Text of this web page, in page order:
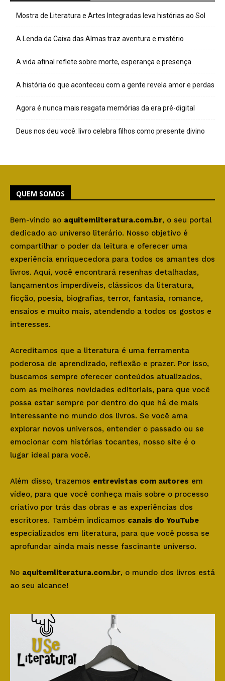
Mostra de Literatura e Artes Integradas leva histórias ao Sol
A Lenda da Caixa das Almas traz aventura e mistério
A vida afinal reflete sobre morte, esperança e presença
A história do que aconteceu com a gente revela amor e perdas
Agora é nunca mais resgata memórias da era pré-digital
Deus nos deu você: livro celebra filhos como presente divino
QUEM SOMOS
Bem-vindo ao aquitemliteratura.com.br, o seu portal
dedicado ao universo literário. Nosso objetivo é
compartilhar o poder da leitura e oferecer uma
experiência enriquecedora para todos os amantes dos
livros. Aqui, você encontrará resenhas detalhadas,
lançamentos imperdíveis, clássicos da literatura,
ficção, poesia, biografias, terror, fantasia, romance,
ensaios e muito mais, atendendo a todos os gostos e
interesses.
Acreditamos que a literatura é uma ferramenta
poderosa de aprendizado, reflexão e prazer. Por isso,
buscamos sempre oferecer conteúdos atualizados,
com as melhores novidades editoriais, para que você
possa estar sempre por dentro do que há de mais
interessante no mundo dos livros. Se você ama
explorar novos universos, entender o passado ou se
emocionar com histórias tocantes, nosso site é o
lugar ideal para você.
Além disso, trazemos entrevistas com autores em
vídeo, para que você conheça mais sobre o processo
criativo por trás das obras e as experiências dos
escritores. Também indicamos canais do YouTube
especializados em literatura, para que você possa se
aprofundar ainda mais nesse fascinante universo.
No aquitemliteratura.com.br, o mundo dos livros está
ao seu alcance!